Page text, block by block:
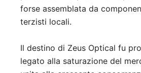
forse assemblata da
terzisti locali.
Il destino di Zeus Optical fu
legato alla saturazione del